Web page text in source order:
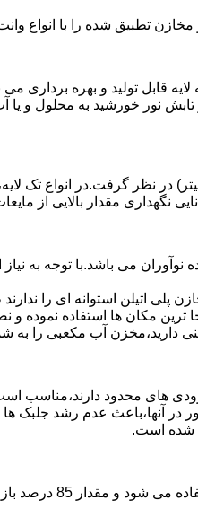
تطبیق شده را با انواع وانت
قابل تولید و بهره
نور خورشید به محلول و
مقدار بالایی از مایعات
از دیگر افتخارات تولیدی ایده
اتیلن استوانه ای را
ترین مکان ها استفاده نموده و
آب مکعبی را به شما
های محدود دارند،مناسب
در آنها،باعث عدم رشد
شده است.
پلی اتیلن